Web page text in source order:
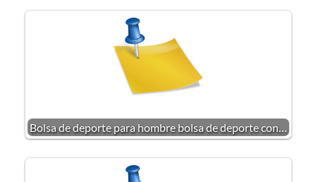
Bolsa de deporte para hombre bolsa de deporte con…